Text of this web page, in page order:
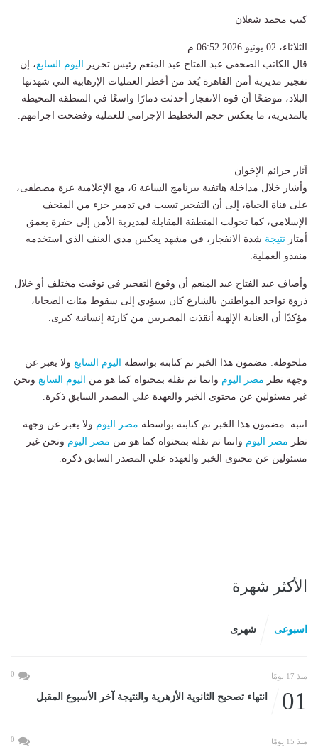
كتب محمد شعلان
الثلاثاء، 02 يونيو 2026 06:52 م
قال الكاتب الصحفى عبد الفتاح عبد المنعم رئيس تحرير
اليوم السابع، إن
تفجير مديرية أمن القاهرة يُعد من أخطر العمليات الإرهابية التي شهدتها
البلاد، موضحًا أن قوة الانفجار أحدثت دمارًا واسعًا في المنطقة المحيطة
بالمديرية، ما يعكس حجم التخطيط الإجرامي للعملية وفضحت اجرامهم.
آثار جرائم الإخوان
وأشار خلال مداخلة هاتفية ببرنامج الساعة 6، مع الإعلامية عزة مصطفى،
على قناة الحياة، إلى أن التفجير تسبب في تدمير جزء من المتحف
الإسلامي، كما تحولت المنطقة المقابلة لمديرية الأمن إلى حفرة بعمق
أمتار نتيجة شدة الانفجار، في مشهد يعكس مدى العنف الذي استخدمه
منفذو العملية.
وأضاف عبد الفتاح عبد المنعم أن وقوع التفجير في توقيت مختلف أو خلال
ذروة تواجد المواطنين بالشارع كان سيؤدي إلى سقوط مئات الضحايا،
مؤكدًا أن العناية الإلهية أنقذت المصريين من كارثة إنسانية كبرى.
ملحوظة: مضمون هذا الخبر تم كتابته بواسطة اليوم السابع ولا يعبر عن
وجهة نظر مصر اليوم وانما تم نقله بمحتواه كما هو من اليوم السابع ونحن
غير مسئولين عن محتوى الخبر والعهدة علي المصدر السابق ذكرة.
انتبه: مضمون هذا الخبر تم كتابته بواسطة مصر اليوم ولا يعبر عن وجهة
نظر مصر اليوم وانما تم نقله بمحتواه كما هو من مصر اليوم ونحن غير
مسئولين عن محتوى الخبر والعهدة علي المصدر السابق ذكرة.
الأكثر شهرة
اسبوعى شهرى
منذ 17 يومًا 0
01 انتهاء تصحيح الثانوية الأزهرية والنتيجة آخر الأسبوع المقبل
منذ 15 يومًا 0